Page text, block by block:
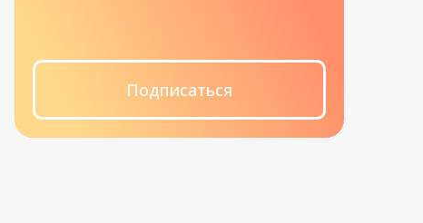
Подписаться